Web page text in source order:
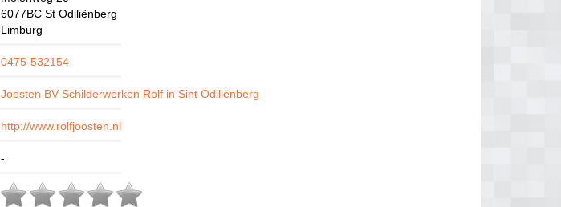
6077BC St Odiliënberg
Limburg
0475-532154
Joosten BV Schilderwerken Rolf in Sint Odiliënberg
http://www.rolfjoosten.nl
-